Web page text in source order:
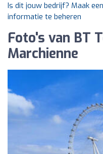
Is dit jouw bedrijf? Maak
informatie te beheren
Foto's van BT
Marchienne